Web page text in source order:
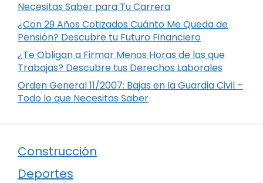
Necesitas Saber para Tu Carrera
¿Con 29 Años Cotizados Cuánto Me Queda de
Pensión? Descubre tu Futuro Financiero
¿Te Obligan a Firmar Menos Horas de las que
Trabajas? Descubre tus Derechos Laborales
Orden General 11/2007: Bajas en la Guardia Civil –
Todo lo que Necesitas Saber
Construcción
Deportes